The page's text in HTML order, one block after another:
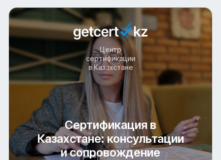
Сертификация в
Казахстане: консультации
и сопровождение
Центр
сертификации
в Казахстане